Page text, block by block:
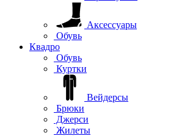
Аксессуары
Обувь
Квадро
Обувь
Куртки
Вейдерсы
Брюки
Джерси
Жилеты